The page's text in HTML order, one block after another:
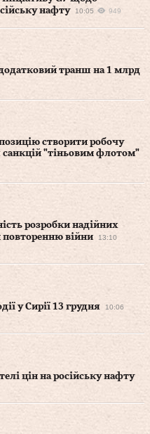
нафту
10:05 949
транш на 1 млрд
створити робочу
"тіньовим флотом"
розробки надійних
повторенню війни
13:10
у Сирії 13 грудня
10:06
цін на російську нафту